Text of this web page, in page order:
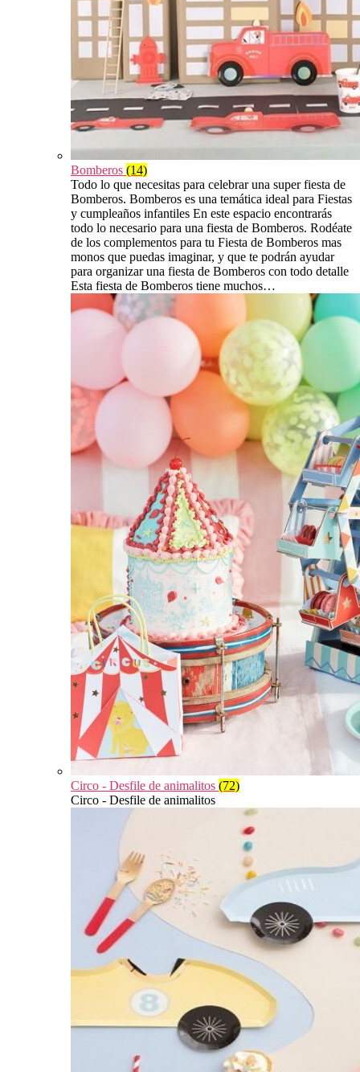
Bomberos (14)
Todo lo que necesitas para celebrar una super fiesta de
Bomberos. Bomberos es una temática ideal para Fiestas
y cumpleaños infantiles En este espacio encontrarás
todo lo necesario para una fiesta de Bomberos. Rodéate
de los complementos para tu Fiesta de Bomberos mas
monos que puedas imaginar, y que te podrán ayudar
para organizar una fiesta de Bomberos con todo detalle
Esta fiesta de Bomberos tiene muchos…
Circo - Desfile de animalitos (72)
Circo - Desfile de animalitos